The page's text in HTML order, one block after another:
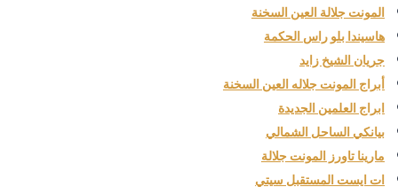
المونت جلالة العين السخنة
هاسيندا بلو راس الحكمة
جريان الشيخ زايد
أبراج المونت جلاله العين السخنة
ابراج العلمين الجديدة
بيانكي الساحل الشمالي
مارينا تاورز المونت جلالة
ات ايست المستقبل سيتي